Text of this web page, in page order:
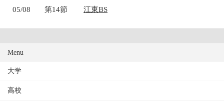
05/08 第14節 江東BS
Menu
大学
高校